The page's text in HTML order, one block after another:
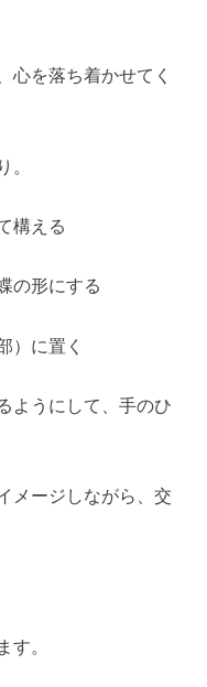
心を落ち着かせてく
。
構える
の形にする
）に置く
ようにして、手のひ
メージしながら、交
す。